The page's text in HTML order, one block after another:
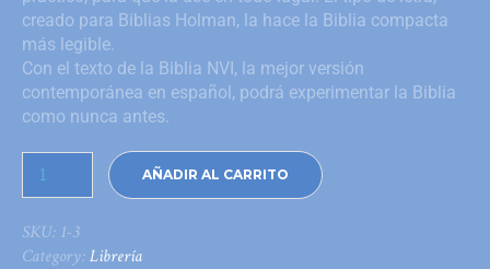
creado para Biblias Holman, la hace la Biblia compacta
más legible.
Con el texto de la Biblia NVI, la mejor versión
contemporánea en español, podrá experimentar la Biblia
como nunca antes.
AÑADIR AL CARRITO
SKU: 1-3
Category:Librería